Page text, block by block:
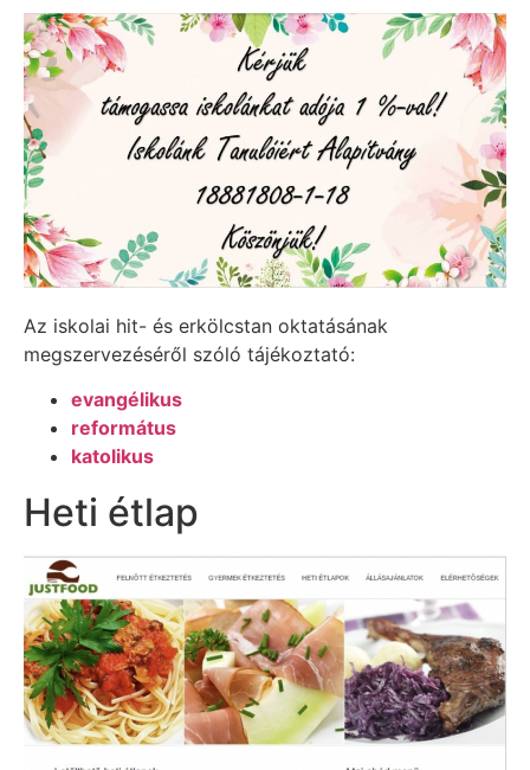
Az iskolai hit- és erkölcstan oktatásának
megszervezéséről szóló tájékoztató:
evangélikus
református
katolikus
Heti étlap